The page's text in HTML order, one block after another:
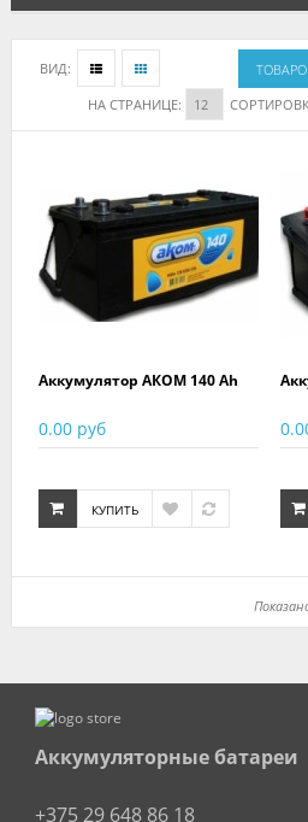
ВИД:
НА СТРАНИЦЕ:
Аккумулятор АКОМ 140 Ah
0.00 руб
КУПИТЬ
Аккумуляторные батареи
+375 29 648 86 18